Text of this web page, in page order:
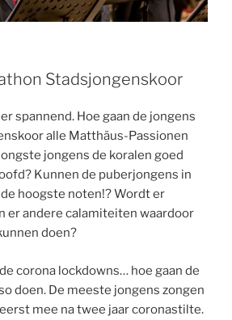
Stadsjongenskoor
spannend. Hoe gaan de jongens
alle Matthäus-Passionen
jongens de koralen goed
Kunnen de puberjongens in
hoogste noten!? Wordt er
er andere calamiteiten waardoor
doen?
corona lockdowns… hoe gaan de
doen. De meeste jongens zongen
mee na twee jaar coronastilte.